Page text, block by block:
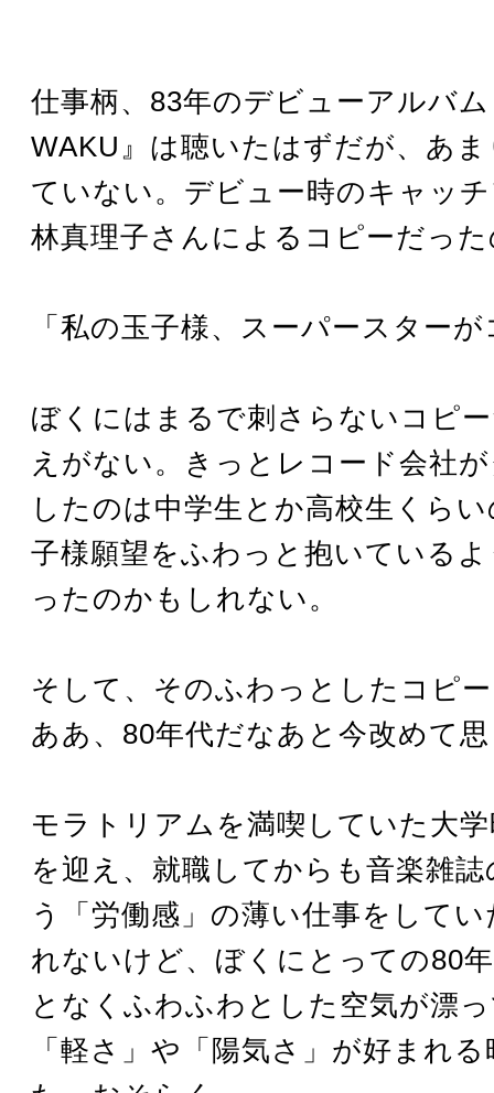
仕事柄、83年のデビューアルバ
WAKU』は聴いたはずだが、あ
ていない。デビュー時のキャッ
林真理子さんによるコピーだっ
「私の玉子様、スーパースター
ぼくにはまるで刺さらないコピ
えがない。きっとレコード会社
したのは中学生とか高校生くら
子様願望をふわっと抱いている
ったのかもしれない。
そして、そのふわっとしたコピ
ああ、80年代だなあと今改めて
モラトリアムを満喫していた大
を迎え、就職してからも音楽雑
う「労働感」の薄い仕事をして
れないけど、ぼくにとっての80
となくふわふわとした空気が漂
「軽さ」や「陽気さ」が好まれ